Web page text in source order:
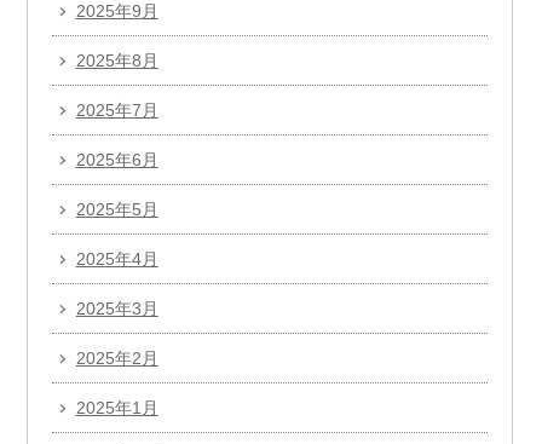
2025年9月
2025年8月
2025年7月
2025年6月
2025年5月
2025年4月
2025年3月
2025年2月
2025年1月